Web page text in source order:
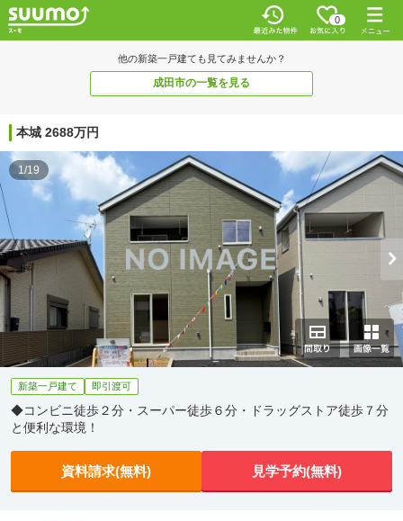
0
他の新築一戸建ても見てみませんか？
成田市の一覧を見る
本城 2688万円
1/19
新築一戸建て 即引渡可
◆コンビニ徒歩２分・スーパー徒歩６分・ドラッグストア徒歩７分
と便利な環境！
資料請求(無料) 見学予約(無料)